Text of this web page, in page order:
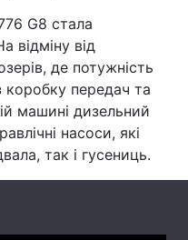
Думки
Вакансії
G8 стала
відміну від
де потужність
коробку передач та
машині дизельний
насоси, які
так і гусениць.